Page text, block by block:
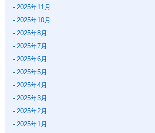
2025年11月
2025年10月
2025年8月
2025年7月
2025年6月
2025年5月
2025年4月
2025年3月
2025年2月
2025年1月